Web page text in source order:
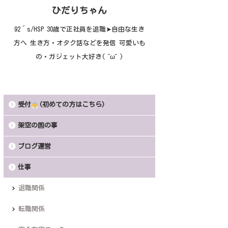
ひだりちゃん
92´s/HSP 30歳で正社員を退職➤自由な生き
方へ 生き方・オタク話などを発信 可愛いも
の・ガジェット大好き( ˘ω˘ )
受付 (初めての方はこちら)
架空の国の事
ブログ運営
仕事
退職関係
転職関係